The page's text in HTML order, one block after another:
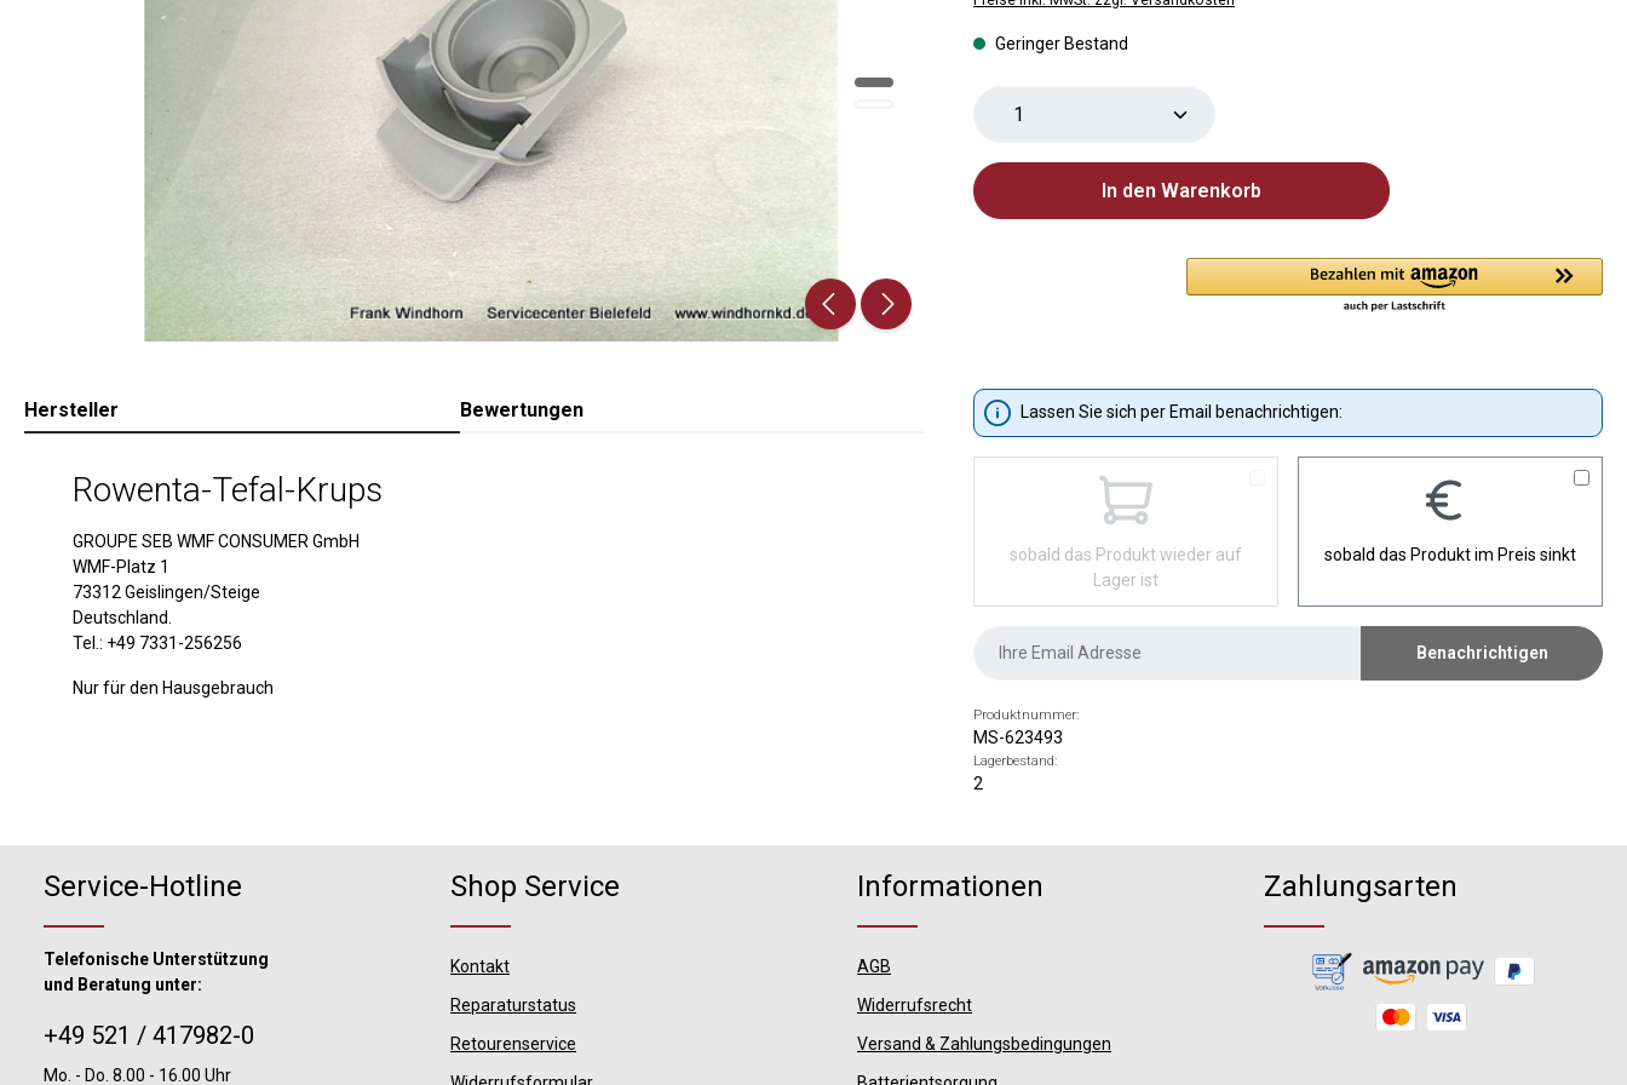
Geringer Bestand
Produkt Anzahl: Gib den gewünschten Wert ein
In den Warenkorb
Lassen Sie sich per Email benachrichtigen:
sobald das Produkt wieder auf
Lager ist
sobald das Produkt im Preis sinkt
Benachrichtigen
Produktnummer:
MS-623493
Lagerbestand:
2
Hersteller Bewertungen
Rowenta-Tefal-Krups
GROUPE SEB WMF CONSUMER GmbH
WMF-Platz 1
73312 Geislingen/Steige
Deutschland.
Tel.: +49 7331-256256
Nur für den Hausgebrauch
Service-Hotline
Telefonische Unterstützung
und Beratung unter:
+49 521 / 417982-0
Mo. - Do. 8.00 - 16.00 Uhr
Shop Service
Kontakt
Reparaturstatus
Retourenservice
Informationen
AGB
Widerrufsrecht
Versand & Zahlungsbedingungen
Zahlungsarten